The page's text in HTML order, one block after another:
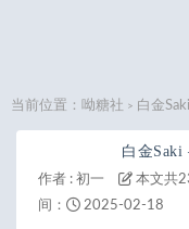
当前位置： 呦糖社 > 白金
白金Saki
作者 : 初一 本文共
间：
2025-02-18